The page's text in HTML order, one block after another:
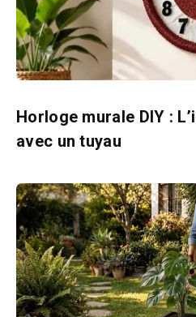
Horloge murale DIY :
avec un tuyau